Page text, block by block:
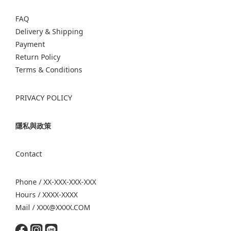
FAQ
Delivery & Shipping
Payment
Return Policy
Terms & Conditions
PRIVACY POLICY
隱私與政策
Contact
Phone / XX-XXX-XXX-XXX
Hours / XXXX-XXXX
Mail / XXX@XXXX.COM